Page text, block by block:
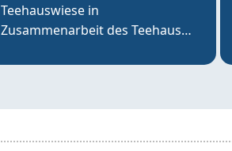
Teehauswiese in
Zusammenarbeit des Teehaus
der VR-Bank Altenburger Land,
und über 20 Vereinen der Region.